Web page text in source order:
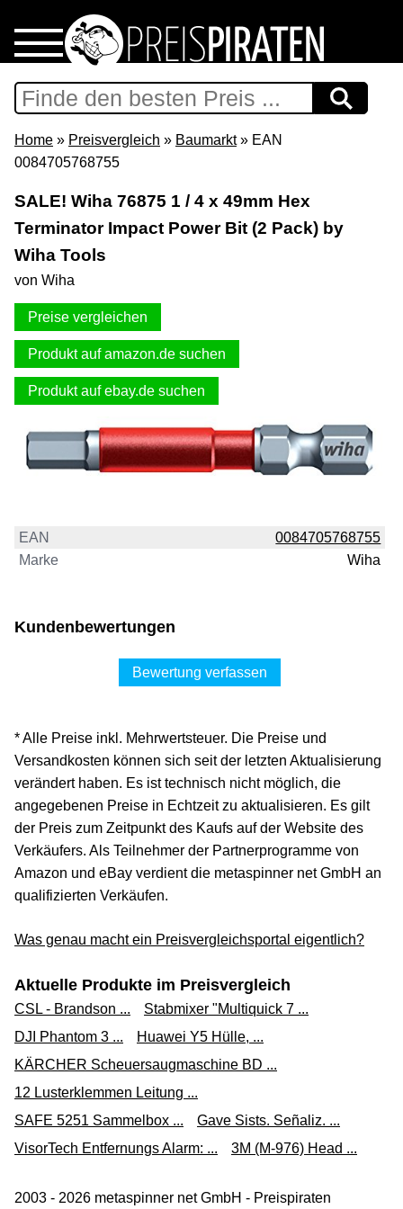
Home
Download
Support & Newsletter
Presse
Datenschutz
Impressum
Home » Preisvergleich » Baumarkt» EAN
0084705768755
SALE! Wiha 76875 1 / 4 x 49mm Hex
Terminator Impact Power Bit (2 Pack) by
Wiha Tools
von Wiha
Preise vergleichen
Produkt auf amazon.de suchen
Produkt auf ebay.de suchen
EAN
0084705768755
Marke
Wiha
Kundenbewertungen
Bewertung verfassen
* Alle Preise inkl. Mehrwertsteuer. Die Preise und
Versandkosten können sich seit der letzten Aktualisierung
verändert haben. Es ist technisch nicht möglich, die
angegebenen Preise in Echtzeit zu aktualisieren. Es gilt
der Preis zum Zeitpunkt des Kaufs auf der Website des
Verkäufers. Als Teilnehmer der Partnerprogramme von
Amazon und eBay verdient die metaspinner net GmbH an
qualifizierten Verkäufen.
Was genau macht ein Preisvergleichsportal eigentlich?
Aktuelle Produkte im Preisvergleich
CSL - Brandson ...
Stabmixer "Multiquick 7 ...
DJI Phantom 3 ...
Huawei Y5 Hülle, ...
KÄRCHER Scheuersaugmaschine BD ...
12 Lusterklemmen Leitung ...
SAFE 5251 Sammelbox ...
Gave Sists. Señaliz. ...
VisorTech Entfernungs Alarm: ...
3M (M-976) Head ...
2003 - 2026 metaspinner net GmbH - Preispiraten